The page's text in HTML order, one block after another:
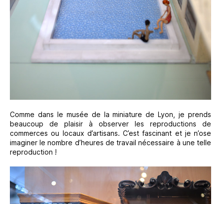
Comme dans le musée de la miniature de Lyon, je prends
beaucoup de plaisir à observer les reproductions de
commerces ou locaux d’artisans. C’est fascinant et je n’ose
imaginer le nombre d’heures de travail nécessaire à une telle
reproduction !